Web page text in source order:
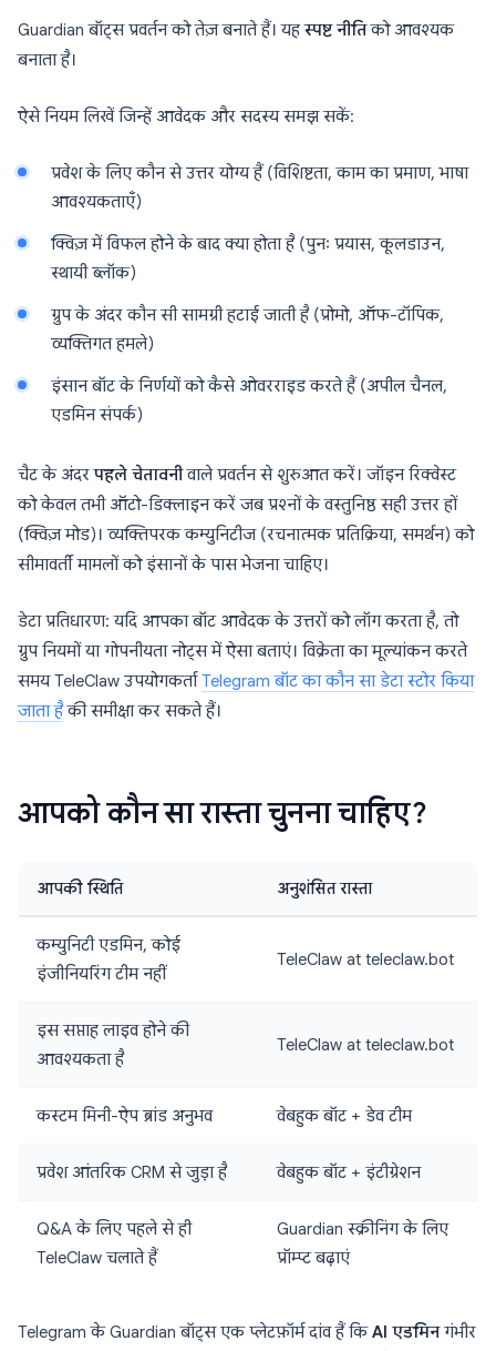
Guardian बॉट्स प्रवर्तन को तेज़ बनाते हैं। यहस्पष्ट नीतिको आवश्यक
बनाता है।
ऐसे नियम लिखें जिन्हें आवेदक और सदस्य समझ सकें:
प्रवेश के लिए कौन से उत्तर योग्य हैं (विशिष्टता, काम का प्रमाण, भाषा
आवश्यकताएँ)
क्विज़ में विफल होने के बाद क्या होता है (पुनः प्रयास, कूलडाउन,
स्थायी ब्लॉक)
ग्रुप के अंदर कौन सी सामग्री हटाई जाती है (प्रोमो, ऑफ-टॉपिक,
व्यक्तिगत हमले)
इंसान बॉट के निर्णयों को कैसे ओवरराइड करते हैं (अपील चैनल,
एडमिन संपर्क)
चैट के अंदरपहले चेतावनीवाले प्रवर्तन से शुरुआत करें। जॉइन रिक्वेस्ट
को केवल तभी ऑटो-डिक्लाइन करें जब प्रश्नों के वस्तुनिष्ठ सही उत्तर हों
(क्विज़ मोड)। व्यक्तिपरक कम्युनिटीज (रचनात्मक प्रतिक्रिया, समर्थन) को
सीमावर्ती मामलों को इंसानों के पास भेजना चाहिए।
डेटा प्रतिधारण: यदि आपका बॉट आवेदक के उत्तरों को लॉग करता है, तो
ग्रुप नियमों या गोपनीयता नोट्स में ऐसा बताएं। विक्रेता का मूल्यांकन करते
समय TeleClaw उपयोगकर्ताTelegram बॉट का कौन सा डेटा स्टोर किया
जाता हैकी समीक्षा कर सकते हैं।
आपको कौन सा रास्ता चुनना चाहिए?
आपकी स्थिति अनुशंसित रास्ता
कम्युनिटी एडमिन, कोई
इंजीनियरिंग टीम नहीं
TeleClaw at teleclaw.bot
इस सप्ताह लाइव होने की
आवश्यकता है
TeleClaw at teleclaw.bot
कस्टम मिनी-ऐप ब्रांड अनुभव वेबहुक बॉट + डेव टीम
प्रवेश आंतरिक CRM से जुड़ा है वेबहुक बॉट + इंटीग्रेशन
Q&A के लिए पहले से ही
TeleClaw चलाते हैं
Guardian स्क्रीनिंग के लिए
प्रॉम्प्ट बढ़ाएं
Telegram के Guardian बॉट्स एक प्लेटफ़ॉर्म दांव हैं किAI एडमिनगंभीर